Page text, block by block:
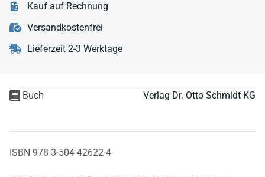
Buch Verlag Dr. Otto Schmidt KG
ISBN 978-3-504-42622-4
Kauf auf Rechnung
Versandkostenfrei
Lieferzeit 2-3 Werktage